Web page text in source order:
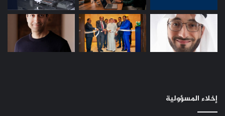
إخلاء المسؤولية